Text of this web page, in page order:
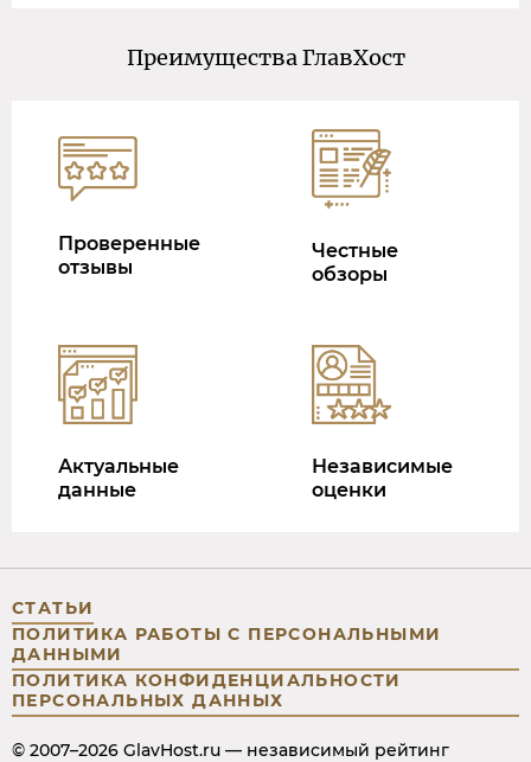
Преимущества ГлавХост
Проверенные
отзывы
Честные
обзоры
Актуальные
данные
Независимые
оценки
© 2007–2026 GlavHost.ru — независимый рейтинг
СТАТЬИ
ПОЛИТИКА РАБОТЫ С ПЕРСОНАЛЬНЫМИ
ДАННЫМИ
ПОЛИТИКА КОНФИДЕНЦИАЛЬНОСТИ
ПЕРСОНАЛЬНЫХ ДАННЫХ